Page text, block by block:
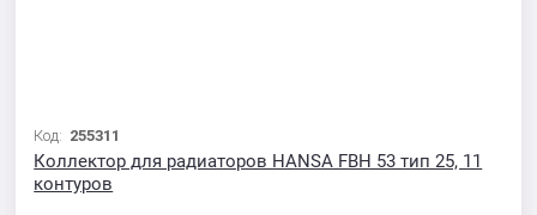
Код: 255311
Коллектор для радиаторов HANSA FBH 53 тип 25, 11
контуров